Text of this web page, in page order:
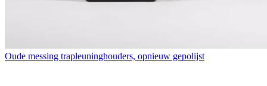
Oude messing trapleuninghouders, opnieuw gepolijst